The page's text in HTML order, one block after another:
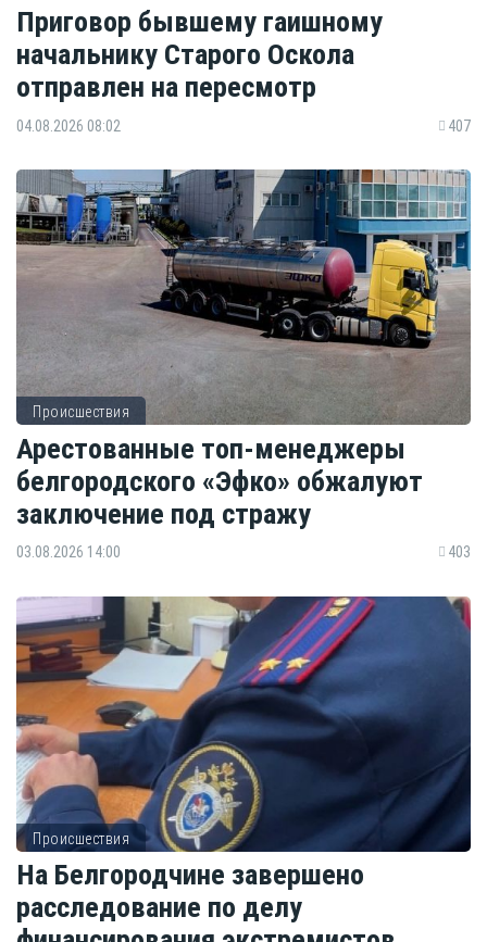
Приговор бывшему гаишному
начальнику Старого Оскола
отправлен на пересмотр
04.08.2026 08:02 407
Происшествия
Арестованные топ-менеджеры
белгородского «Эфко» обжалуют
заключение под стражу
03.08.2026 14:00 403
Происшествия
На Белгородчине завершено
расследование по делу